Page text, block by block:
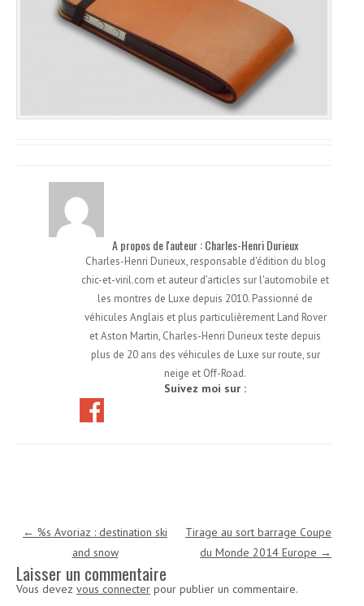
A propos de l'auteur : Charles-Henri Durieux
Charles-Henri Durieux, responsable d'édition du blog
chic-et-viril.com et auteur d'articles sur l'automobile et
les montres de Luxe depuis 2010. Passionné de
véhicules Anglais et plus particulièrement Land Rover
et Aston Martin, Charles-Henri Durieux teste depuis
plus de 20 ans des véhicules de Luxe sur route, sur
neige et Off-Road.
Suivez moi sur :
Navigation des articles
← %s Avoriaz : destination ski
and snow
Tirage au sort barrage Coupe
du Monde 2014 Europe →
Laisser un commentaire
Vous devez vous connecter pour publier un commentaire.